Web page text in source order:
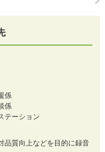
係
係
テーション
品質向上などを目的に録音